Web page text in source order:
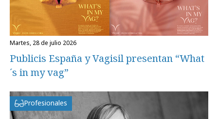
martes, 28 de julio 2026
Publicis España y Vagisil presentan “What
´s in my vag”
Profesionales